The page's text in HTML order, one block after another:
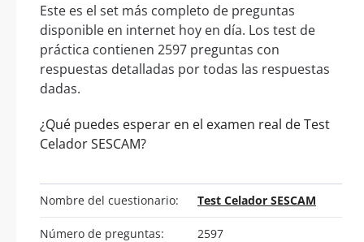
Este es el set más completo de preguntas
disponible en internet hoy en día. Los test de
práctica contienen 2597 preguntas con
respuestas detalladas por todas las respuestas
dadas.
¿Qué puedes esperar en el examen real de Test
Celador SESCAM?
Nombre del cuestionario: Test Celador SESCAM
Número de preguntas: 2597